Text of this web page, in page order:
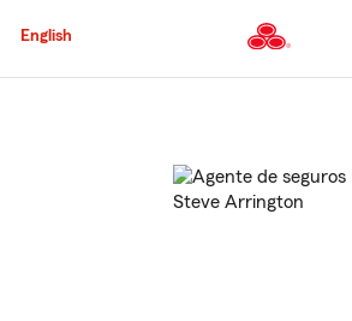
al
principal
English